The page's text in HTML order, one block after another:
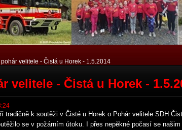
pohár velitele - Čistá u Horek - 1.5.2014
velitele - Čistá u Horek -
tradičně k soutěži v Čisté u Horek o Pohár velitele SDH
se v požárním útoku. I přes nepěkné počasí se